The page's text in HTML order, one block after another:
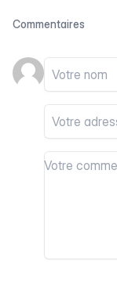
Commentaires
Votre nom
Votre email
Votre
Votre